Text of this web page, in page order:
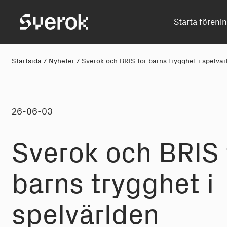
Sverok Starta
Startsida / Nyheter / Sverok och BRIS för barns trygghet i
26-06-03
Sverok och
barns trygghet i
spelvärlden